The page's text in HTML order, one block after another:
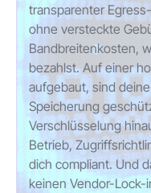
transparenter
ohne versteckte
Bandbreitenkosten,
bezahlst. Auf einer
aufgebaut, sind
Speicherung
Verschlüsselung
Betrieb,
dich compliant. Und
keinen Vendor-Lock-